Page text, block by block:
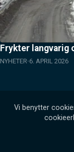
Frykter langvarig
NYHETER 6. APRIL 2026
Vi benytter